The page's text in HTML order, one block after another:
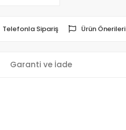
Telefonla Sipariş Ürün Önerileri
Garanti ve İade